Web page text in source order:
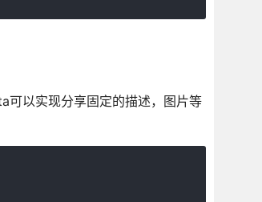
以实现分享固定的描述，图片等